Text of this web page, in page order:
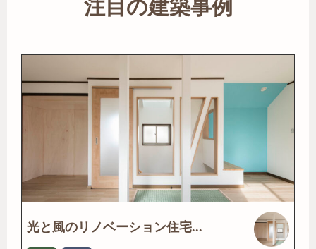
注目の建築事例
光と風のリノベーション住宅...